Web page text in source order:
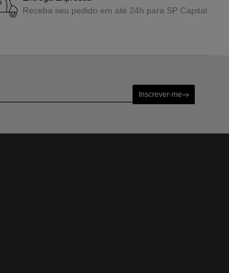
versatilidade, para que você acerte em cheio no
Receba seu pedido em até 24h para SP Capital.
Inscrever-me